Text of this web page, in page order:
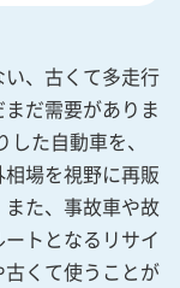
、古くて多走行
だ需要がありま
た自動車を、
場を視野に再販
た、事故車や故
トとなるリサイ
くて使うことが